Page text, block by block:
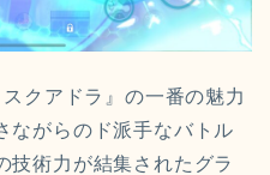
クアドラ』の一番の魅力
ながらのド派手なバトル
技術力が結集されたグラ